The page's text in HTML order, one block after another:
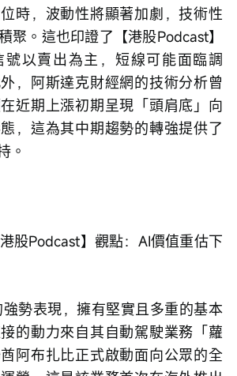
時，波動性將顯著加劇，技術性
聚。這也印證了【港股Podcast】
號以賣出為主，短線可能面臨調
，阿斯達克財經網的技術分析曾
近期上漲初期呈現「頭肩底」向
，這為其中期趨勢的轉強提供了
。
的動力來自其自動駕駛業務「蘿
阿布扎比正式啟動面向公眾的全